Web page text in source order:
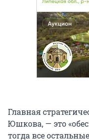
Главная
Юшкова, — это
тогда все